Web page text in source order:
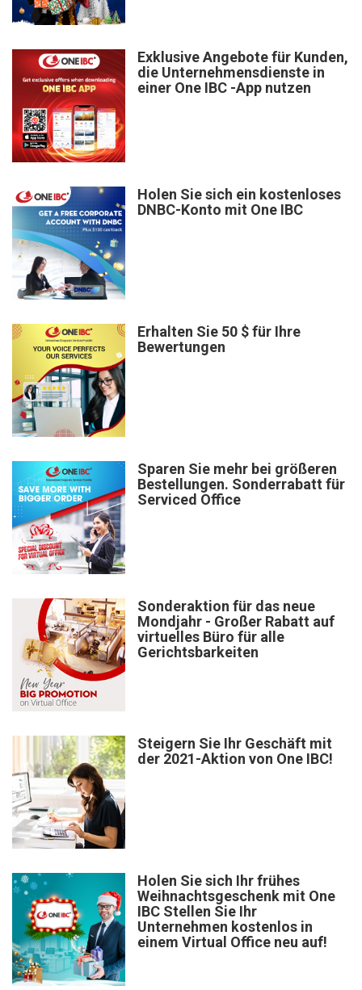
Exklusive Angebote für Kunden,
die Unternehmensdienste in
einer One IBC -App nutzen
Holen Sie sich ein kostenloses
DNBC-Konto mit One IBC
Erhalten Sie 50 $ für Ihre
Bewertungen
Sparen Sie mehr bei größeren
Bestellungen. Sonderrabatt für
Serviced Office
Sonderaktion für das neue
Mondjahr - Großer Rabatt auf
virtuelles Büro für alle
Gerichtsbarkeiten
Steigern Sie Ihr Geschäft mit
der 2021-Aktion von One IBC!
Holen Sie sich Ihr frühes
Weihnachtsgeschenk mit One
IBC Stellen Sie Ihr
Unternehmen kostenlos in
einem Virtual Office neu auf!